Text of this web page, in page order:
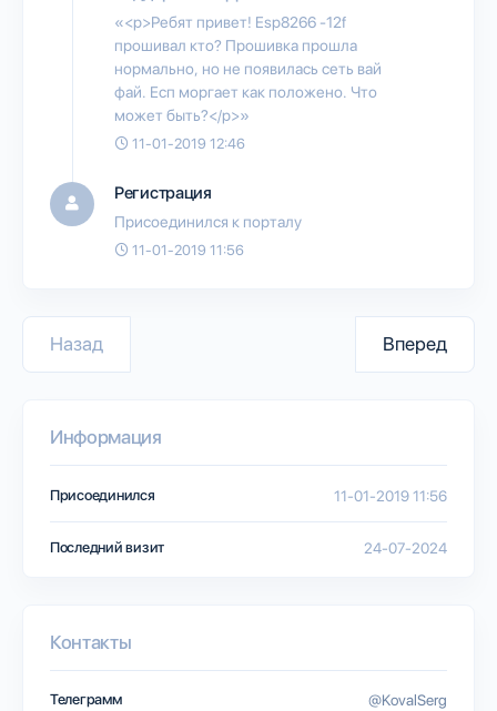
«<p>Ребят привет! Esp8266 -12f
прошивал кто? Прошивка прошла
нормально, но не появилась сеть вай
фай. Есп моргает как положено. Что
может быть?</p>»
11-01-2019 12:46
Регистрация
Присоединился к порталу
11-01-2019 11:56
Назад Вперед
Информация
Присоединился 11-01-2019 11:56
Последний визит 24-07-2024
Контакты
Телеграмм @KovalSerg